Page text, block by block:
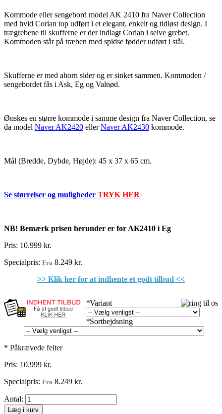
Kommode eller sengebord model AK 2410 fra Naver Collection
med hvid Corian top udført i et elegant, enkelt og tidløst design. I
trægrebene til skufferne er der indlagt Corian i selve grebet.
Kommoden står på træben med spidse fødder udført i stål.
Skufferne er med ahorn sider og er sinket sammen. Kommoden /
sengebordet fås i Ask, Eg og Valnød.
Ønskes en større kommode i samme design fra Naver Collection, se
da model Naver AK2420 ellerNaver AK2430 kommode.
Mål (Bredde, Dybde, Højde): 45 x 37 x 65 cm.
Se størrelser og muligheder TRYK HER
NB! Bemærk prisen herunder er for AK2410 i Eg
Pris: 10.999 kr.
Specialpris: Fra 8.249 kr.
>> Klik her for at indhente et godt tilbud <<
*Variant
*Sortbejdsning
* Påkrævede felter
Pris: 10.999 kr.
Specialpris: Fra 8.249 kr.
Antal:
Læg i kurv